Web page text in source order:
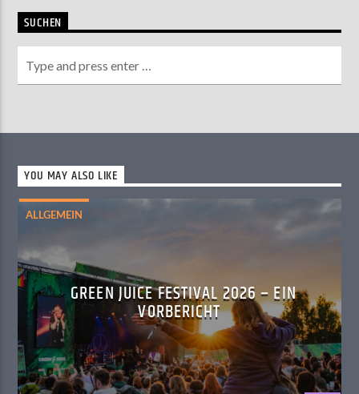
SUCHEN
YOU MAY ALSO LIKE
ALLGEMEIN
GREEN JUICE FESTIVAL 2026 – EIN
VORBERICHT